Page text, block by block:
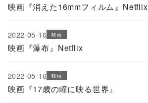
映画『消えた16mmフィルム』Netflix
2022-05-16 映画
映画『瀑布』Netflix
2022-05-16 映画
映画『17歳の瞳に映る世界』